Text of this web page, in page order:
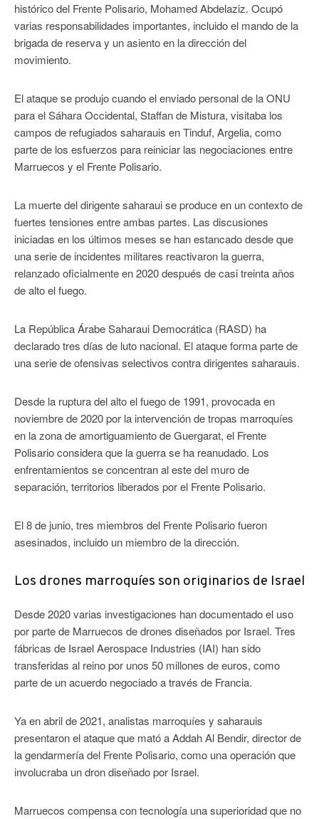
histórico del Frente Polisario, Mohamed Abdelaziz. Ocupó
varias responsabilidades importantes, incluido el mando de la
brigada de reserva y un asiento en la dirección del
movimiento.
El ataque se produjo cuando el enviado personal de la ONU
para el Sáhara Occidental, Staffan de Mistura, visitaba los
campos de refugiados saharauis en Tinduf, Argelia, como
parte de los esfuerzos para reiniciar las negociaciones entre
Marruecos y el Frente Polisario.
La muerte del dirigente saharaui se produce en un contexto de
fuertes tensiones entre ambas partes. Las discusiones
iniciadas en los últimos meses se han estancado desde que
una serie de incidentes militares reactivaron la guerra,
relanzado oficialmente en 2020 después de casi treinta años
de alto el fuego.
La República Árabe Saharaui Democrática (RASD) ha
declarado tres días de luto nacional. El ataque forma parte de
una serie de ofensivas selectivos contra dirigentes saharauis.
Desde la ruptura del alto el fuego de 1991, provocada en
noviembre de 2020 por la intervención de tropas marroquíes
en la zona de amortiguamiento de Guergarat, el Frente
Polisario considera que la guerra se ha reanudado. Los
enfrentamientos se concentran al este del muro de
separación, territorios liberados por el Frente Polisario.
El 8 de junio, tres miembros del Frente Polisario fueron
asesinados, incluido un miembro de la dirección.
Los drones marroquíes son originarios de Israel
Desde 2020 varias investigaciones han documentado el uso
por parte de Marruecos de drones diseñados por Israel. Tres
fábricas de Israel Aerospace Industries (IAI) han sido
transferidas al reino por unos 50 millones de euros, como
parte de un acuerdo negociado a través de Francia.
Ya en abril de 2021, analistas marroquíes y saharauis
presentaron el ataque que mató a Addah Al Bendir, director de
la gendarmería del Frente Polisario, como una operación que
involucraba un dron diseñado por Israel.
Marruecos compensa con tecnología una superioridad que no